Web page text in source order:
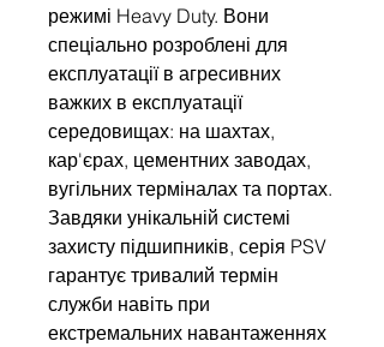
режимі Heavy Duty. Вони
спеціально розроблені для
експлуатації в агресивних
важких в експлуатації
середовищах: на шахтах,
кар'єрах, цементних заводах,
вугільних терміналах та портах.
Завдяки унікальній системі
захисту підшипників, серія PSV
гарантує тривалий термін
служби навіть при
екстремальних навантаженнях